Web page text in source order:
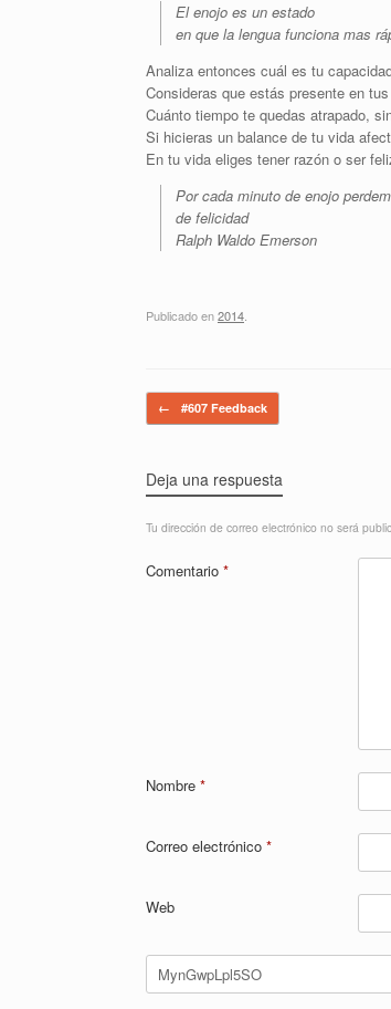
El enojo es un estado
en que la lengua funciona mas
Analiza entonces cuál es tu
Consideras que estás presente en
Cuánto tiempo te quedas atrapado,
Si hicieras un balance de tu vida
En tu vida eliges tener razón o ser
Por cada minuto de enojo
de felicidad
Ralph Waldo Emerson
Publicado en2014
Navegador de artículos
← #607 Feedback
Deja una respuesta
Tu dirección de correo electrónico no será
Comentario *
Nombre *
Correo electrónico *
Web